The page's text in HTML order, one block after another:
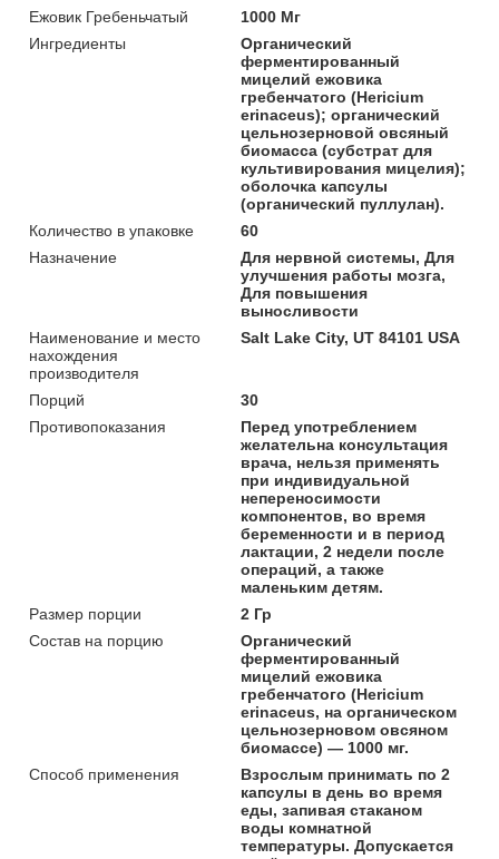
Ежовик Гребеньчатый
1000 Мг
Ингредиенты
Органический
ферментированный
мицелий ежовика
гребенчатого (Hericium
erinaceus); органический
цельнозерновой овсяный
биомасса (субстрат для
культивирования мицелия);
оболочка капсулы
(органический пуллулан).
Количество в упаковке
60
Назначение
Для нервной системы, Для
улучшения работы мозга,
Для повышения
выносливости
Наименование и место
нахождения
производителя
Salt Lake City, UT 84101 USA
Порций
30
Противопоказания
Перед употреблением
желательна консультация
врача, нельзя применять
при индивидуальной
непереносимости
компонентов, во время
беременности и в период
лактации, 2 недели после
операций, а также
маленьким детям.
Размер порции
2 Гр
Состав на порцию
Органический
ферментированный
мицелий ежовика
гребенчатого (Hericium
erinaceus, на органическом
цельнозерновом овсяном
биомассе) — 1000 мг.
Способ применения
Взрослым принимать по 2
капсулы в день во время
еды, запивая стаканом
воды комнатной
температуры. Допускается